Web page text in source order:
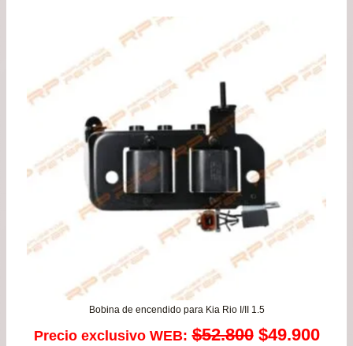
era:
$32.900.
Bobina de encendido para Kia Rio I/II 1.5
Precio exclusivo WEB: $52.800 El
$49.900El